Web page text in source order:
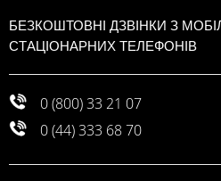
БЕЗКОШТОВНІ ДЗВІНКИ З
СТАЦІОНАРНИХ ТЕЛЕФОНІВ
0 (800) 33 21 07
0 (44) 333 68 70